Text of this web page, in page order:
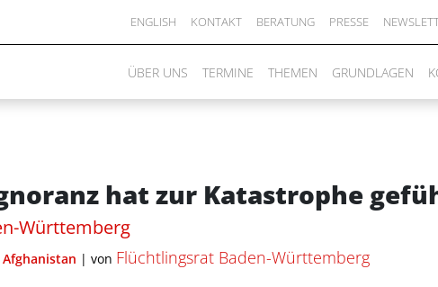
ENGLISH KONTAKT BERATUNG PRESSE
ÜBER UNS TERMINE THEMEN GRUNDLAGEN
hat zur Katastrophe
Württemberg
Afghanistan | von Flüchtlingsrat Baden-Württemberg